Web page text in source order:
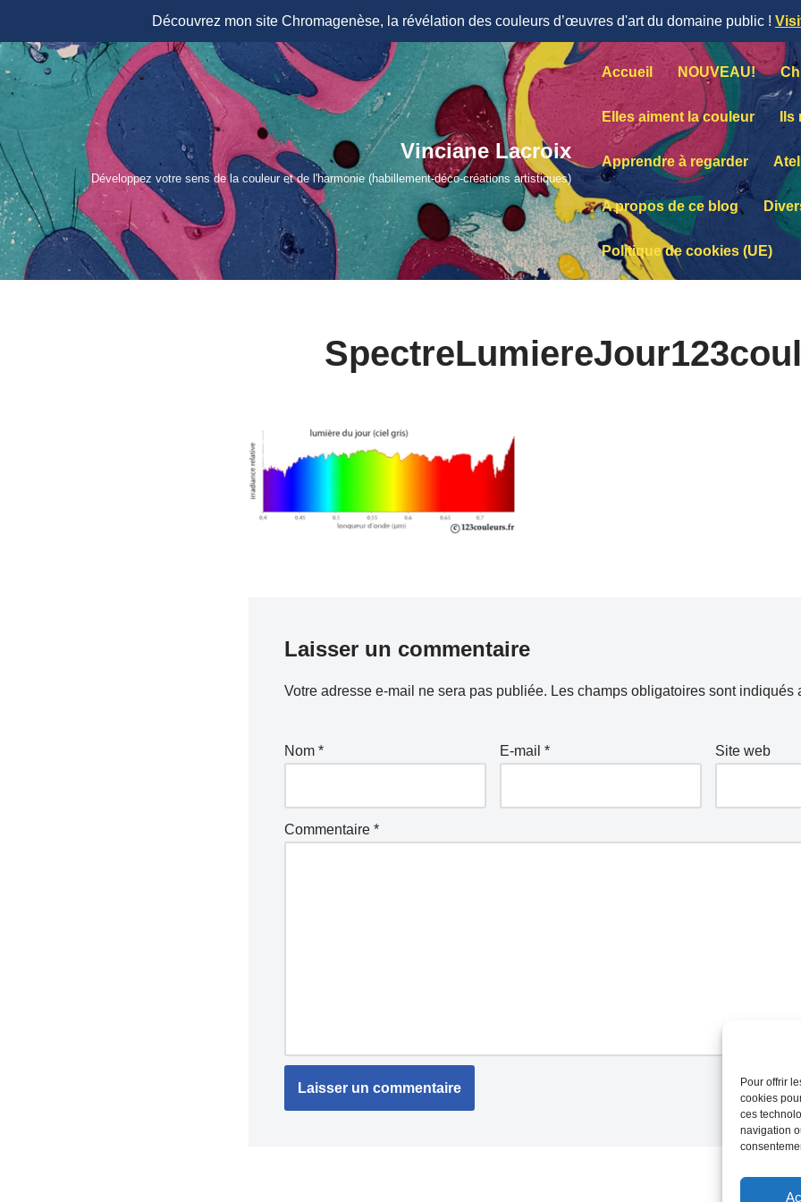
Pour offrir
cookies
ces
navigation
Découvrez mon site Chromagenèse, la révélation des couleurs d’œuvres d'art du domaine public !
Aller
contenu
Vinciane Lacroix
Développez votre sens de la couleur et de l'harmonie (habillement-déco-créations artistiques)
Accueil NOUVEAU!
Elles aiment la couleur
Apprendre à regarder
A propos de ce blog
Politique de cookies (UE)
Laisser un commentaire
Votre adresse e-mail ne sera pas publiée. Les champs obligatoires sont indiqués
Nom * E-mail * Site web
Commentaire *